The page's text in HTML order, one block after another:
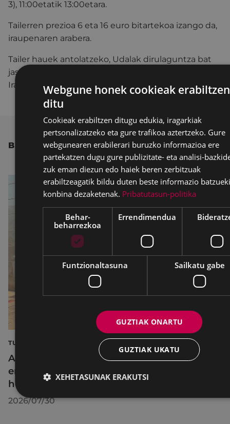
3), 11:00etatik 13:00etara.
Tailerren prezioa 6 eta 16 euro bitartekoa izango da,
iraupenaren arabera.
Tailer hauek antolatzeko, Udalak dirulaguntza bat
jaso du Eusko Jaurlaritzako Ekonomiaren Garapen,
Iraunkortasun eta Ingurumen Sailetik.
BESTE ALBISTE BATZUK
TURISMOA
Azahara Dominguez diputatuak Eibarko
eraldaketa turistikoa nabarmendu du
herrira egin duen bisitan
2026/07/30
Webgune honek cookieak erabiltzen
ditu
Cookieak erabiltzen ditugu edukia, iragarkiak
pertsonalizatzeko eta gure trafikoa aztertzeko. Gure
webgunearen erabilerari buruzko informazioa ere
partekatzen dugu gure publizitate- eta analisi-
zuk eman diezun edo haiek beren zerbitzuak
erabiltzeagatik bildu duten beste informazio
konbina dezaketenak. Pribatutasun-politika
Behar-
beharrezkoa
Errendimendua
Funtzionaltasuna Sailkatu gabe
GUZTIAK ONARTU
GUZTIAK UKATU
XEHETASUNAK ERAKUTSI